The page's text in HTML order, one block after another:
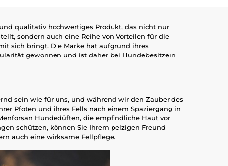
qualitativ hochwertiges Produkt, das nicht nur
sondern auch eine Reihe von Vorteilen für die
sich bringt. Die Marke hat aufgrund ihres
gewonnen und ist daher bei Hundebesitzern
sein wie für uns, und während wir den Zauber des
Pfoten und ihres Fells nach einem Spaziergang in
Hundedüften, die empfindliche Haut vor
schützen, können Sie Ihrem pelzigen Freund
auch eine wirksame Fellpflege.